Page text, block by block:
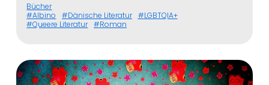
Bücher
Albino
Dänische Literatur
LGBTQIA+
Queere Literatur
Roman